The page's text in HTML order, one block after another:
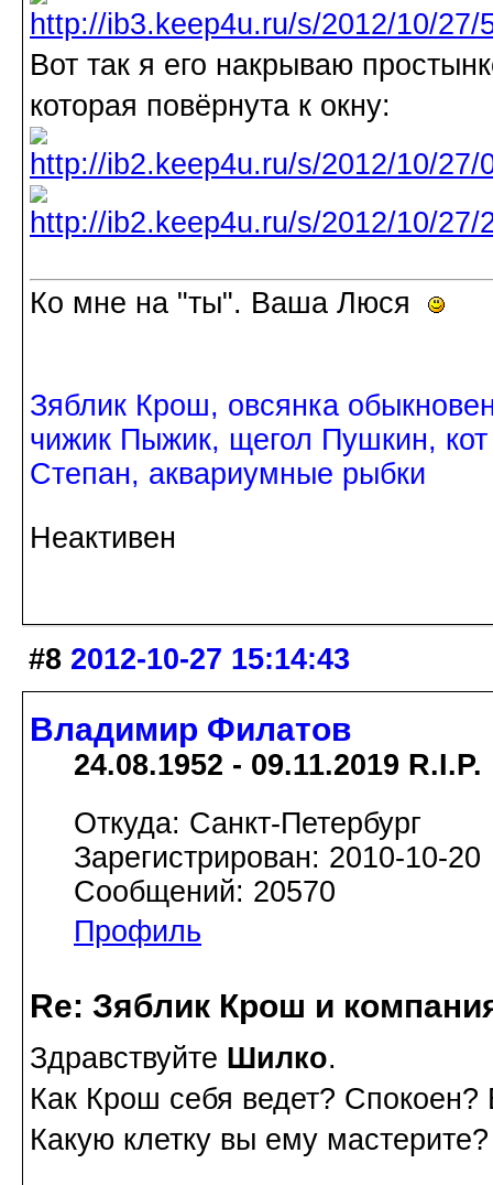
Вот так я его накрываю
которая повёрнута к окну:
Ко мне на "ты". Ваша Люся
Зяблик Крош, овсянка
чижик Пыжик, щегол Пушкин,
Степан, аквариумные рыбки
Неактивен
#8 2012-10-27 15:14:43
Владимир Филатов
24.08.1952 - 09.11.2019 R.I.P.
Откуда: Санкт-Петербург
Зарегистрирован: 2010-10-20
Сообщений: 20570
Профиль
Re: Зяблик Крош и
Здравствуйте Шилко.
Как Крош себя ведет? Спокоен?
Какую клетку вы ему мастерите?